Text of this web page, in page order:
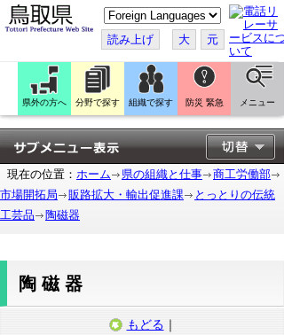
こ
の
ペ
ー
ジ
翻
訳
す
る
読み上げ 大 元
県外の方へ 分野で探す 組織で探す 防災 緊急 メニュー
現在の位置： ホーム 県の組織と仕事
商工労働部
市場開拓局
販路拡大・輸出促進課
とっとりの伝統
工芸品
陶磁器
陶磁器
もどる ｜